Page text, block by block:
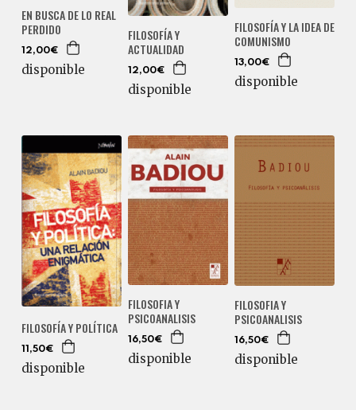
EN BUSCA DE LO REAL
PERDIDO
12,00€
disponible
FILOSOFÍA Y
ACTUALIDAD
12,00€
disponible
FILOSOFÍA Y LA IDEA DE
COMUNISMO
13,00€
disponible
FILOSOFÍA Y POLÍTICA
11,50€
disponible
FILOSOFIA Y
PSICOANALISIS
16,50€
disponible
FILOSOFIA Y
PSICOANALISIS
16,50€
disponible